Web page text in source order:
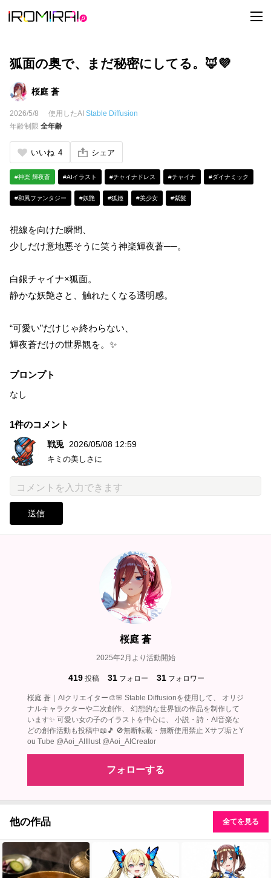
t
o
狐面の奥で、まだ秘密にしてる。🦊💜
桜庭 蒼
2026/5/8 使用したAI Stable Diffusion
年齢制限 全年齢
いいね 4 シェア
#神楽 輝夜蒼 #AIイラスト #チャイナドレス #チャイナ #ダイナミック
#和風ファンタジー #妖艶 #狐姫 #美少女 #紫髪
視線を向けた瞬間、
少しだけ意地悪そうに笑う神楽輝夜蒼──。
白銀チャイナ×狐面。
静かな妖艶さと、触れたくなる透明感。
“可愛い”だけじゃ終わらない、
輝夜蒼だけの世界観を。✨
プロンプト
なし
1件のコメント
戦兎 2026/05/08 12:59
キミの美しさに
送信
桜庭 蒼
2025年2月より活動開始
419 投稿 31 フォロー 31 フォロワー
桜庭 蒼｜AIクリエイター🎨🌸 Stable Diffusionを使用して、 オリジ
ナルキャラクターや二次創作、 幻想的な世界観の作品を制作して
います✨ 可愛い女の子のイラストを中心に、 小説・詩・AI音楽な
どの創作活動も投稿中📖🎵 🚫無断転載・無断使用禁止 Xサブ垢とY
ou Tube @Aoi_AIIllust @Aoi_AICreator
フォローする
他の作品 全てを見る